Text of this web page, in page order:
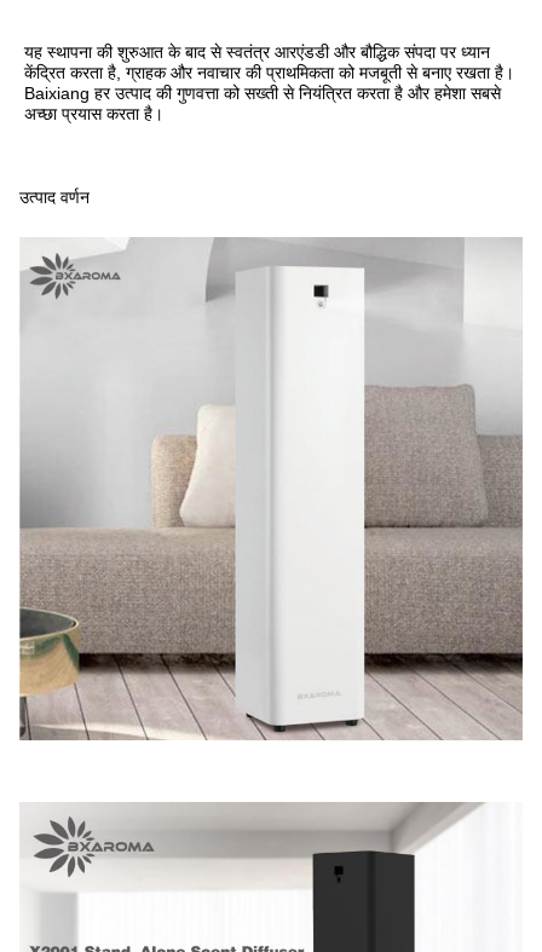
यह स्थापना की शुरुआत के बाद से स्वतंत्र आरएंडडी और बौद्धिक संपदा पर ध्यान
केंद्रित करता है, ग्राहक और नवाचार की प्राथमिकता को मजबूती से बनाए रखता है।
Baixiang हर उत्पाद की गुणवत्ता को सख्ती से नियंत्रित करता है और हमेशा सबसे
अच्छा प्रयास करता है।
उत्पाद वर्णन